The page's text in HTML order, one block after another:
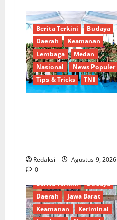
Berita Terkini
Budaya
Daerah
Keamanan
Lembaga
Medan
Nasional
News Populer
Tips & Tricks
TNI
Redaksi
Agustus 9, 2026
0
Berita Terkini
Budaya
Daerah
Jawa Barat
Keamanan
Keriminal